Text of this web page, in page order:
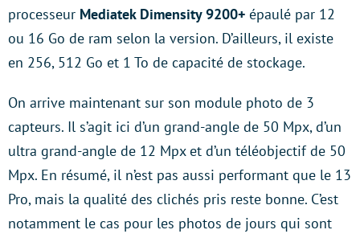
processeur Mediatek Dimensity 9200+ épaulé par 12
ou 16 Go de ram selon la version. D’ailleurs, il existe
en 256, 512 Go et 1 To de capacité de stockage.
On arrive maintenant sur son module photo de 3
capteurs. Il s’agit ici d’un grand-angle de 50 Mpx, d’un
ultra grand-angle de 12 Mpx et d’un téléobjectif de 50
Mpx. En résumé, il n’est pas aussi performant que le 13
Pro, mais la qualité des clichés pris reste bonne. C’est
notamment le cas pour les photos de jours qui sont